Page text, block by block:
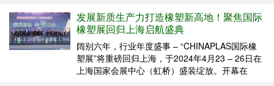
发展新质生产力打造橡塑新高地！聚焦国际
橡塑展回归上海启航盛典
阔别六年，行业年度盛事 – “CHINAPLAS国际橡
塑展”将重磅回归上海，于2024年4月23 – 26日在
上海国家会展中心（虹桥）盛装绽放。开幕在